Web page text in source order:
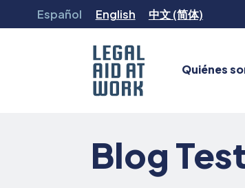
Español English 中文 (简体)
at
Work
Quiénes
Blog